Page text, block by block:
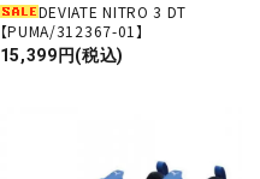
DEVIATE NITRO 3 DT
【PUMA/312367-01】
15,399円(税込)